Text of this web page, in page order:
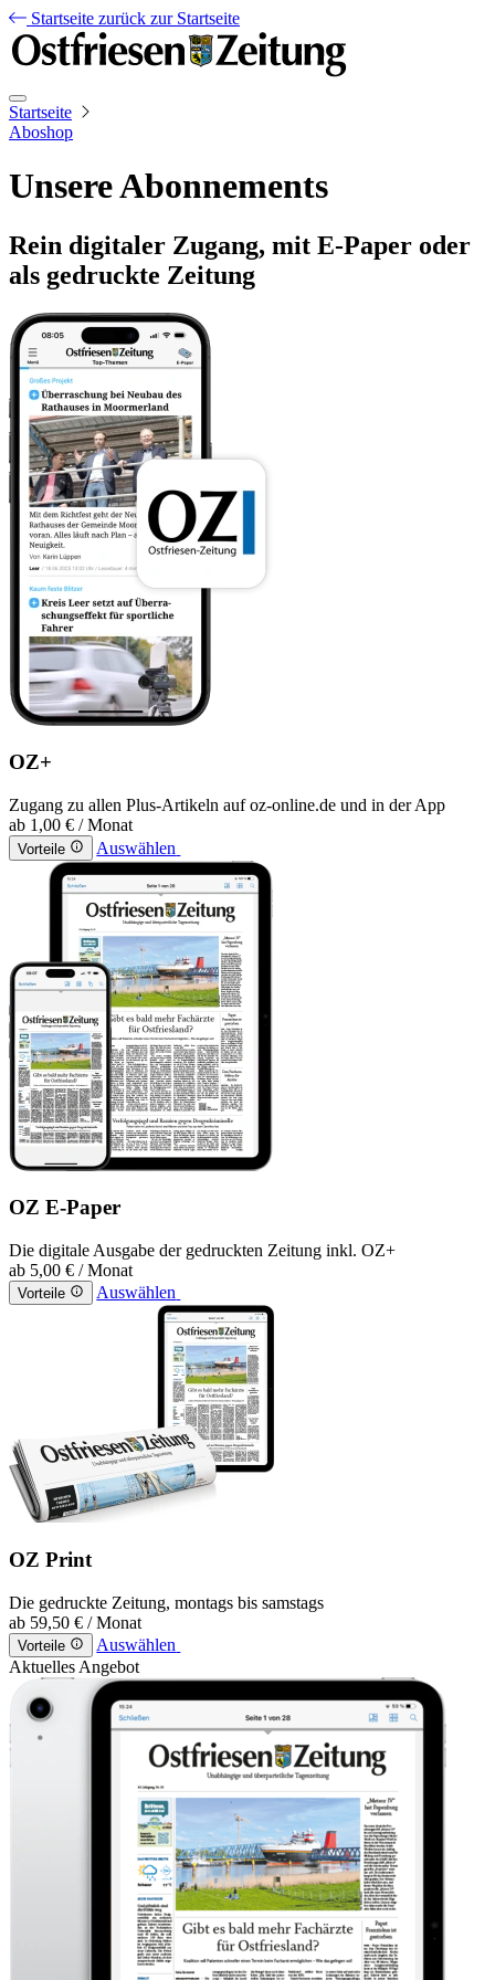
Startseite zurück zur Startseite
Startseite
Aboshop
Unsere Abonnements
Rein digitaler Zugang, mit E-Paper oder
als gedruckte Zeitung
OZ+
Zugang zu allen Plus-Artikeln auf oz-online.de und in der App
ab 1,00 € / Monat
Vorteile Auswählen
OZ E-Paper
Die digitale Ausgabe der gedruckten Zeitung inkl. OZ+
ab 5,00 € / Monat
Vorteile Auswählen
OZ Print
Die gedruckte Zeitung, montags bis samstags
ab 59,50 € / Monat
Vorteile
Auswählen
Aktuelles Angebot